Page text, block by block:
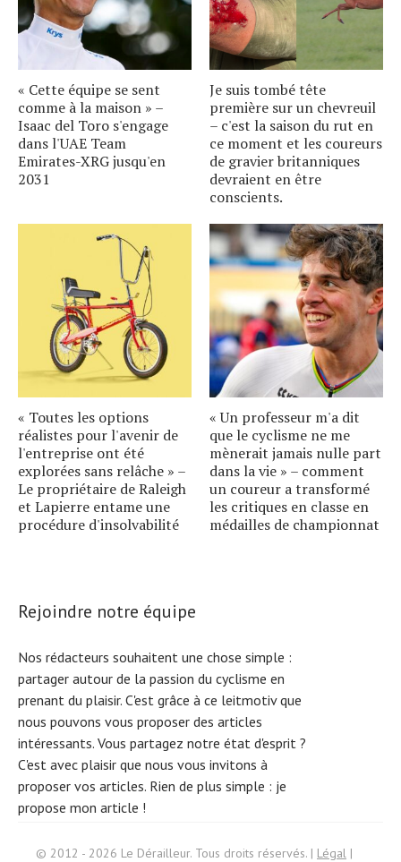
« Cette équipe se sent
comme à la maison » –
Isaac del Toro s'engage
dans l'UAE Team
Emirates-XRG jusqu'en
2031
Je suis tombé tête
première sur un chevreuil
– c'est la saison du rut en
ce moment et les coureurs
de gravier britanniques
devraient en être
conscients.
« Toutes les options
réalistes pour l'avenir de
l'entreprise ont été
explorées sans relâche » –
Le propriétaire de Raleigh
et Lapierre entame une
procédure d'insolvabilité
« Un professeur m'a dit
que le cyclisme ne me
mènerait jamais nulle part
dans la vie » – comment
un coureur a transformé
les critiques en classe en
médailles de championnat
Rejoindre notre équipe
Nos rédacteurs souhaitent une chose simple :
partager autour de la passion du cyclisme en
prenant du plaisir. C'est grâce à ce leitmotiv que
nous pouvons vous proposer des articles
intéressants. Vous partagez notre état d'esprit ?
C'est avec plaisir que nous vous invitons à
proposer vos articles. Rien de plus simple : je
propose mon article !
© 2012 - 2026 Le Dérailleur. Tous droits réservés. | Légal |
Search